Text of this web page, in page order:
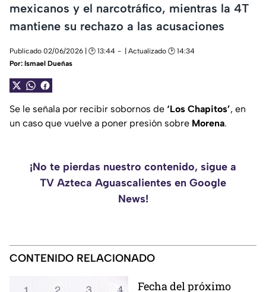
mexicanos y el narcotráfico, mientras la 4T
mantiene su rechazo a las acusaciones
Publicado 02/06/2026 | 🕑 13:44
| Actualizado 🕑 14:34
Por: Ismael Dueñas
Se le señala por recibir sobornos de ‘Los Chapitos’, en
un caso que vuelve a poner presión sobre Morena.
¡No te pierdas nuestro contenido, sigue a
TV Azteca Aguascalientes en Google
News!
CONTENIDO RELACIONADO
Fecha del próximo